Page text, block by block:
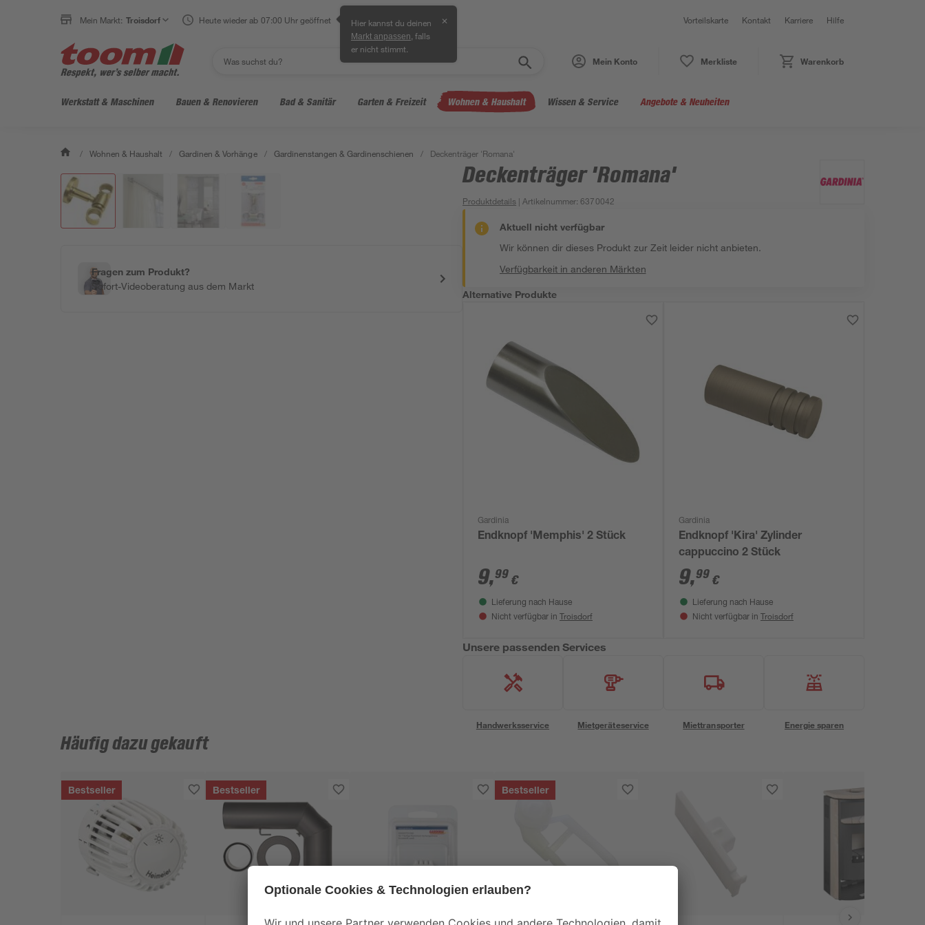
Mein Markt: Troisdorf Heute wieder ab 07:00 Uhr geöffnet Hier kannst du deinen
Markt anpassen , falls
er nicht stimmt.
✕ Vorteilskarte Kontakt Karriere Hilfe
Mein Konto Merkliste Warenkorb
Werkstatt & Maschinen Bauen & Renovieren Bad & Sanitär Garten & Freizeit Wohnen & Haushalt Wissen & Service Angebote & Neuheiten
/ Wohnen & Haushalt / Gardinen & Vorhänge / Gardinenstangen & Gardinenschienen / Deckenträger 'Romana'
Fragen zum Produkt?
Sofort-Videoberatung aus dem Markt
Deckenträger 'Romana'
Produktdetails | Artikelnummer:6370042
Aktuell nicht verfügbar
Wir können dir dieses Produkt zur Zeit leider nicht anbieten.
Verfügbarkeit in anderen Märkten
Alternative Produkte
Gardinia
Endknopf 'Memphis' 2 Stück
9,99 €
Lieferung nach Hause
Nicht verfügbar in Troisdorf
Gardinia
Endknopf 'Kira' Zylinder
cappuccino 2 Stück
9,99 €
Lieferung nach Hause
Nicht verfügbar in Troisdorf
Unsere passenden Services
Handwerksservice Mietgeräteservice Miettransporter Energie sparen
Häufig dazu gekauft
Bestseller Bestseller Bestseller